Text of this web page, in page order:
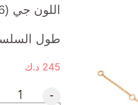
اللون جي (0.06 قيراط)، وفيروز (0.54 جرام) تقريبًا.
طول
245 د.ك
-